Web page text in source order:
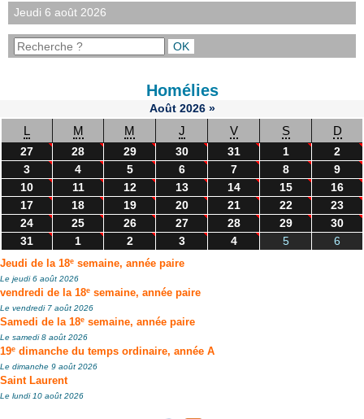
Jeudi 6 août 2026
Homélies
Août 2026 »
L M M J V S D
27 28 29 30 31 1
2
3
4 5 6 7 8
9
10
11 12 13 14 15
16
17
18 19 20 21 22
23
24
25 26 27 28 29
30
31
1 2 3 4 5 6
Jeudi de la 18e semaine, année paire
Le jeudi 6 août 2026
vendredi de la 18e semaine, année paire
Le vendredi 7 août 2026
Samedi de la 18e semaine, année paire
Le samedi 8 août 2026
19e dimanche du temps ordinaire, année A
Le dimanche 9 août 2026
Saint Laurent
Le lundi 10 août 2026